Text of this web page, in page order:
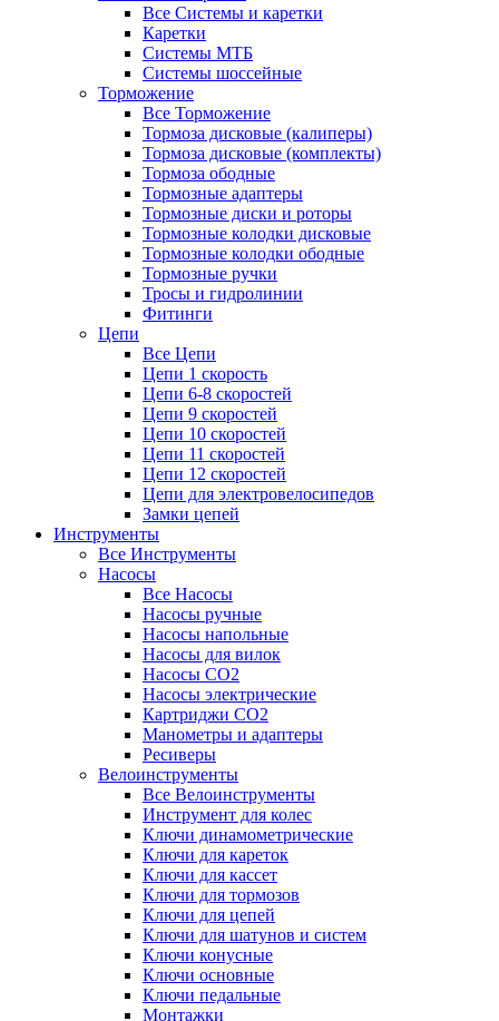
Все Системы и каретки
Каретки
Системы МТБ
Системы шоссейные
Торможение
Все Торможение
Тормоза дисковые (калиперы)
Тормоза дисковые (комплекты)
Тормоза ободные
Тормозные адаптеры
Тормозные диски и роторы
Тормозные колодки дисковые
Тормозные колодки ободные
Тормозные ручки
Тросы и гидролинии
Фитинги
Цепи
Все Цепи
Цепи 1 скорость
Цепи 6-8 скоростей
Цепи 9 скоростей
Цепи 10 скоростей
Цепи 11 скоростей
Цепи 12 скоростей
Цепи для электровелосипедов
Замки цепей
Инструменты
Все Инструменты
Насосы
Все Насосы
Насосы ручные
Насосы напольные
Насосы для вилок
Насосы CO2
Насосы электрические
Картриджи CO2
Манометры и адаптеры
Ресиверы
Велоинструменты
Все Велоинструменты
Инструмент для колес
Ключи динамометрические
Ключи для кареток
Ключи для кассет
Ключи для тормозов
Ключи для цепей
Ключи для шатунов и систем
Ключи конусные
Ключи основные
Ключи педальные
Монтажки